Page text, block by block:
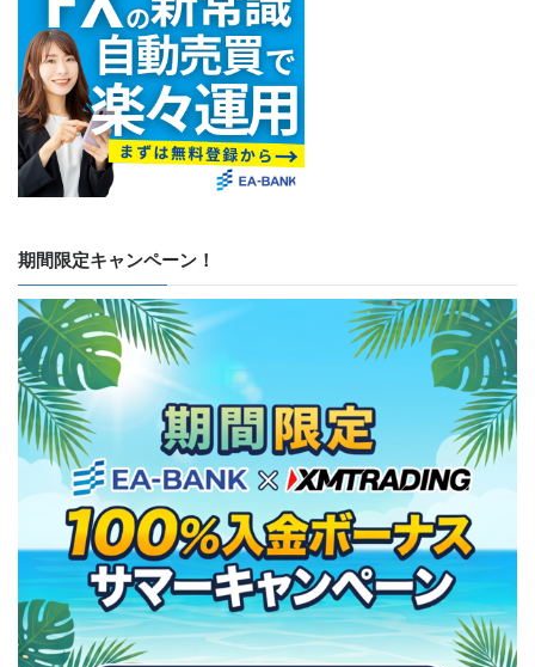
期間限定キャンペーン！